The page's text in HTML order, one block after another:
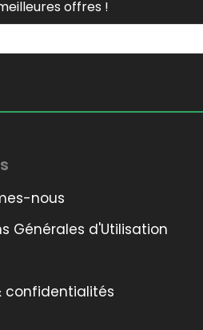
offres !
nous
Générales d'Utilisation
confidentialités